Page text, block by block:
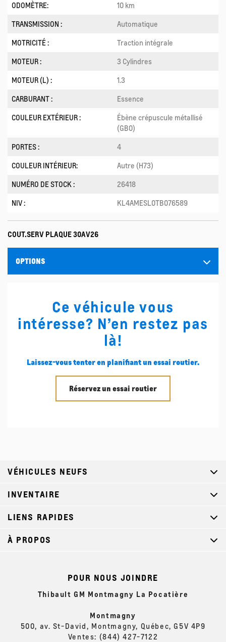
ODOMÈTRE: 10 km
TRANSMISSION : Automatique
MOTRICITÉ : Traction intégrale
MOTEUR : 3 Cylindres
MOTEUR (L) : 1.3
CARBURANT : Essence
COULEUR EXTÉRIEUR :
Ébène crépuscule métallisé
(GB0)
PORTES : 4
COULEUR INTÉRIEUR: Autre (H73)
NUMÉRO DE STOCK : 26418
NIV : KL4AMESL0TB076589
COUT.SERV PLAQUE 30AV26
OPTIONS
Ce véhicule vous
intéresse? N’en restez pas
là!
Laissez-vous tenter en planifiant un essai routier.
Réservez un essai routier
POUR NOUS JOINDRE
Thibault GM Montmagny La Pocatière
Montmagny
500, av. St-David, Montmagny, Québec, G5V 4P9
Ventes: (844) 427-7122
VÉHICULES NEUFS
INVENTAIRE
LIENS RAPIDES
À PROPOS